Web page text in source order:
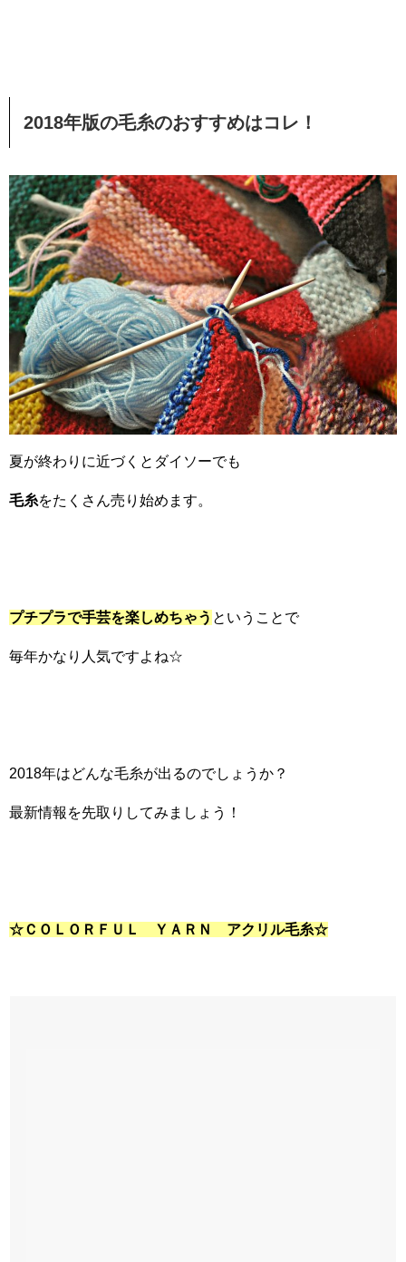
2018年版の毛糸のおすすめはコレ！
夏が終わりに近づくとダイソーでも
毛糸をたくさん売り始めます。
プチプラで手芸を楽しめちゃう ということで
毎年かなり人気ですよね☆
2018年はどんな毛糸が出るのでしょうか？
最新情報を先取りしてみましょう！
☆ＣＯＬＯＲＦＵＬ ＹＡＲＮ アクリル毛糸☆